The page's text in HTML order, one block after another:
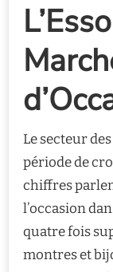
Le secteur
période de
chiffres
l’occasion
quatre fois
montres et